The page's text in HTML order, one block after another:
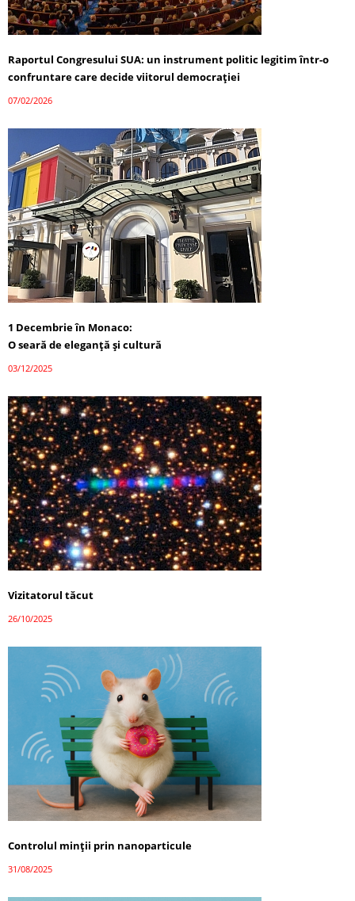
Raportul Congresului SUA: un instrument politic legitim într-o
confruntare care decide viitorul democrației
07/02/2026
1 Decembrie în Monaco:
O seară de eleganță și cultură
03/12/2025
Vizitatorul tăcut
26/10/2025
Controlul minții prin nanoparticule
31/08/2025